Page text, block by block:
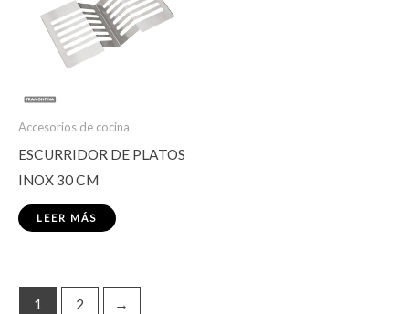
Accesorios de cocina
ESCURRIDOR DE PLATOS
INOX 30 CM
LEER MÁS
1 2 →